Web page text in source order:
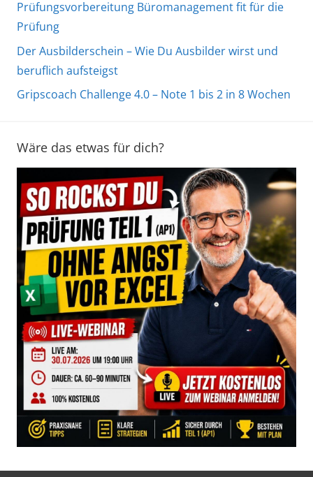
Prüfungsvorbereitung Büromanagement fit für die
Prüfung
Der Ausbilderschein – Wie Du Ausbilder wirst und
beruflich aufsteigst
Gripscoach Challenge 4.0 – Note 1 bis 2 in 8 Wochen
Wäre das etwas für dich?